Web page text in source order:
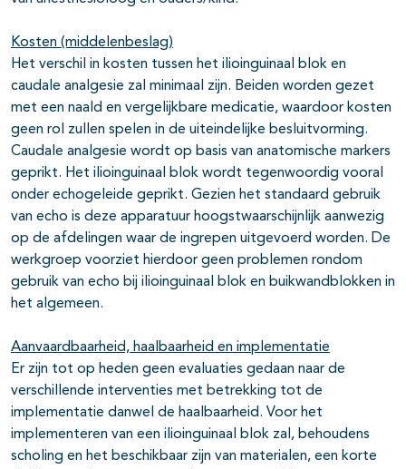
Kosten (middelenbeslag)
Het verschil in kosten tussen het ilioinguinaal blok en
caudale analgesie zal minimaal zijn. Beiden worden gezet
met een naald en vergelijkbare medicatie, waardoor kosten
geen rol zullen spelen in de uiteindelijke besluitvorming.
Caudale analgesie wordt op basis van anatomische markers
geprikt. Het ilioinguinaal blok wordt tegenwoordig vooral
onder echogeleide geprikt. Gezien het standaard gebruik
van echo is deze apparatuur hoogstwaarschijnlijk aanwezig
op de afdelingen waar de ingrepen uitgevoerd worden. De
werkgroep voorziet hierdoor geen problemen rondom
gebruik van echo bij ilioinguinaal blok en buikwandblokken in
het algemeen.
Aanvaardbaarheid, haalbaarheid en implementatie
Er zijn tot op heden geen evaluaties gedaan naar de
verschillende interventies met betrekking tot de
implementatie danwel de haalbaarheid. Voor het
implementeren van een ilioinguinaal blok zal, behoudens
scholing en het beschikbaar zijn van materialen, een korte